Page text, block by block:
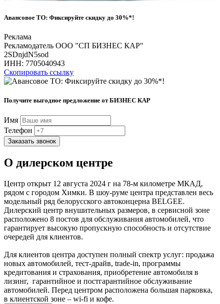
Авансовое ТО: Фиксируйте скидку до 30%*!
Реклама
Рекламодатель ООО "СП БИЗНЕС КАР"
2SDnjdN5sod
ИНН: 7705040943
Скопировать ссылку
Получите выгодное предложение от БИЗНЕС КАР
Имя
Телефон
Заказать звонок
О дилерском центре
Центр открыт 12 августа 2024 г на 78-м километре МКАД,
рядом с городом Химки. В шоу-руме центра представлен весь
модельный ряд белорусского автоконцерна BELGEE.
Дилерский центр внушительных размеров, в сервисной зоне
расположено 8 постов для обслуживания автомобилей, что
гарантирует высокую пропускную способность и отсутствие
очередей для клиентов.
Для клиентов центра доступен полный спектр услуг: продажа
новых автомобилей, тест-драйв, trade-in, программы
кредитования и страхования, приобретение автомобиля в
лизинг, гарантийное и постгарантийное обслуживание
автомобилей. Перед центром расположена большая парковка,
в клиентской зоне – wi-fi и кофе.